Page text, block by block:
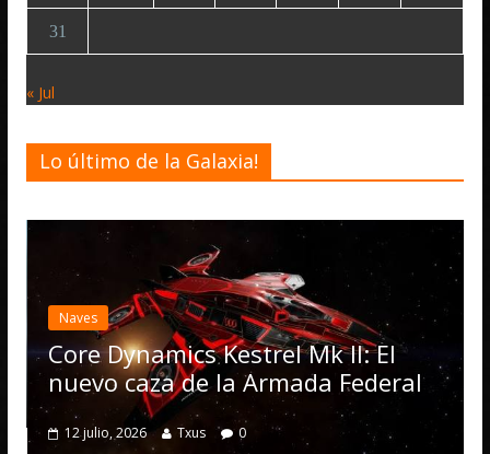
31
« Jul
Lo último de la Galaxia!
Naves
Core Dynamics Kestrel Mk II: El
nuevo caza de la Armada Federal
12 julio, 2026 Txus 0